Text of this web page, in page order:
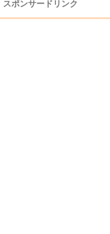
スポンサードリンク